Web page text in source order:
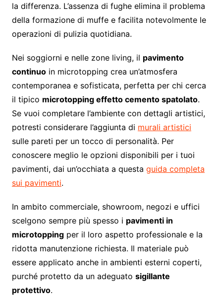
la differenza. L’assenza di fughe elimina il problema
della formazione di muffe e facilita notevolmente le
operazioni di pulizia quotidiana.
Nei soggiorni e nelle zone living, il pavimento
continuoin microtopping crea un’atmosfera
contemporanea e sofisticata, perfetta per chi cerca
il tipico microtopping effetto cemento spatolato.
Se vuoi completare l’ambiente con dettagli artistici,
potresti considerare l’aggiunta di murali artistici
sulle pareti per un tocco di personalità. Per
conoscere meglio le opzioni disponibili per i tuoi
pavimenti, dai un’occhiata a questa guida completa
sui pavimenti.
In ambito commerciale, showroom, negozi e uffici
scelgono sempre più spesso i pavimenti in
microtoppingper il loro aspetto professionale e la
ridotta manutenzione richiesta. Il materiale può
essere applicato anche in ambienti esterni coperti,
purché protetto da un adeguato sigillante
protettivo.